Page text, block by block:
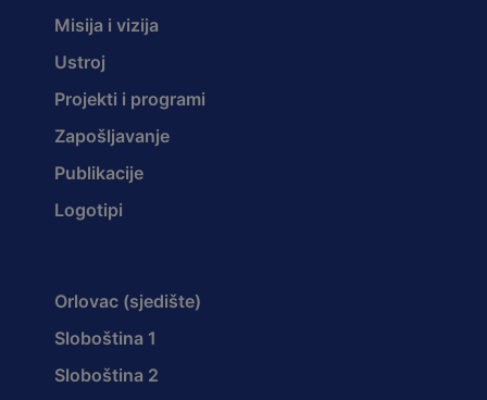
Misija i vizija
Ustroj
Projekti i programi
Zapošljavanje
Publikacije
Logotipi
Orlovac (sjedište)
Sloboština 1
Sloboština 2